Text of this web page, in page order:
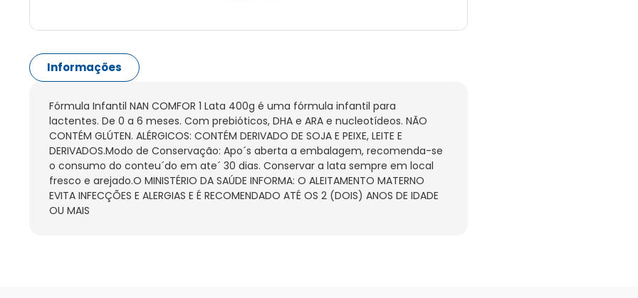
Informações
Fórmula Infantil NAN COMFOR 1 Lata 400g é uma fórmula infantil para
lactentes. De 0 a 6 meses. Com prebióticos, DHA e ARA e nucleotídeos. NÃO
CONTÉM GLÚTEN. ALÉRGICOS: CONTÉM DERIVADO DE SOJA E PEIXE, LEITE E
DERIVADOS.Modo de Conservação: Apo´s aberta a embalagem, recomenda-se
o consumo do conteu´do em ate´ 30 dias. Conservar a lata sempre em local
fresco e arejado.O MINISTÉRIO DA SAÚDE INFORMA: O ALEITAMENTO MATERNO
EVITA INFECÇÕES E ALERGIAS E É RECOMENDADO ATÉ OS 2 (DOIS) ANOS DE IDADE
OU MAIS